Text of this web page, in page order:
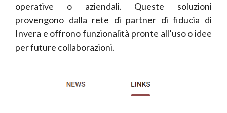
operative o aziendali. Queste soluzioni
provengono dalla rete di partner di fiducia di
Invera e offrono funzionalità pronte all’uso o idee
per future collaborazioni.